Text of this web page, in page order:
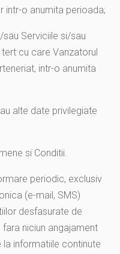
intr-o anumita perioada;
Serviciile si/sau
cu care Vanzatorul
intr-o anumita
alte date privilegiate
si Conditii.
periodic, exclusiv
(e-mail, SMS)
desfasurate de
niciun angajament
la informatiile continute